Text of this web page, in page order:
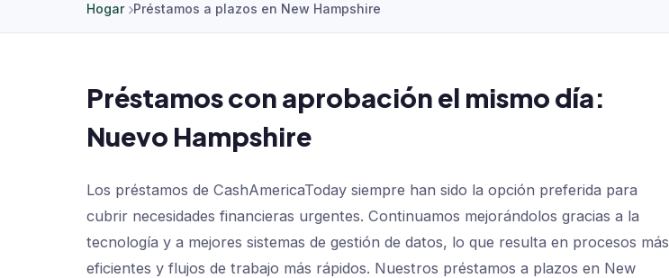
Hogar Préstamos a plazos en New Hampshire
Préstamos con aprobación el mismo día:
Nuevo Hampshire
Los préstamos de CashAmericaToday siempre han sido la opción preferida para
cubrir necesidades financieras urgentes. Continuamos mejorándolos gracias a la
tecnología y a mejores sistemas de gestión de datos, lo que resulta en procesos más
eficientes y flujos de trabajo más rápidos. Nuestros préstamos a plazos en New